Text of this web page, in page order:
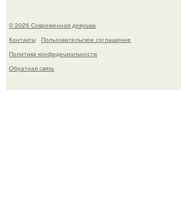
© 2026 Современная девушка
Контакты
Пользовательское соглашение
Политика конфидециальности
Обратная связь